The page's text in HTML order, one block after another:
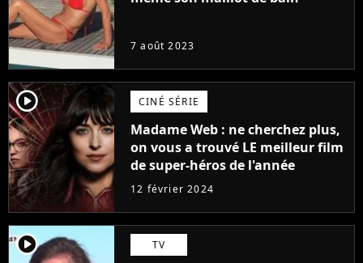
7 août 2023
player2 CINÉ SÉRIE
Madame Web : ne cherchez plus,
on vous a trouvé LE meilleur film
de super-héros de l'année
12 février 2024
player2 TV